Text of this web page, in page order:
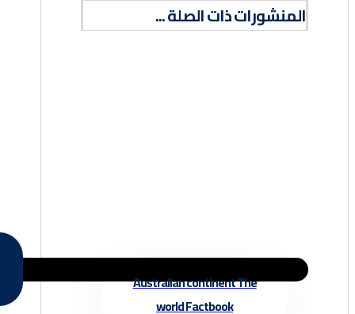
المنشورات ذات الصلة ...
Australian continent The
world Factbook